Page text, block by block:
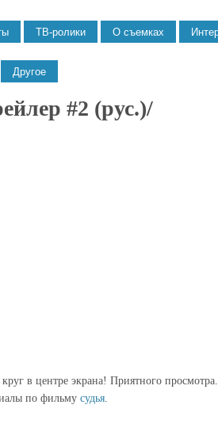
#2 (рус.)/
в центре экрана! Приятного просмотра.
по фильму судья.